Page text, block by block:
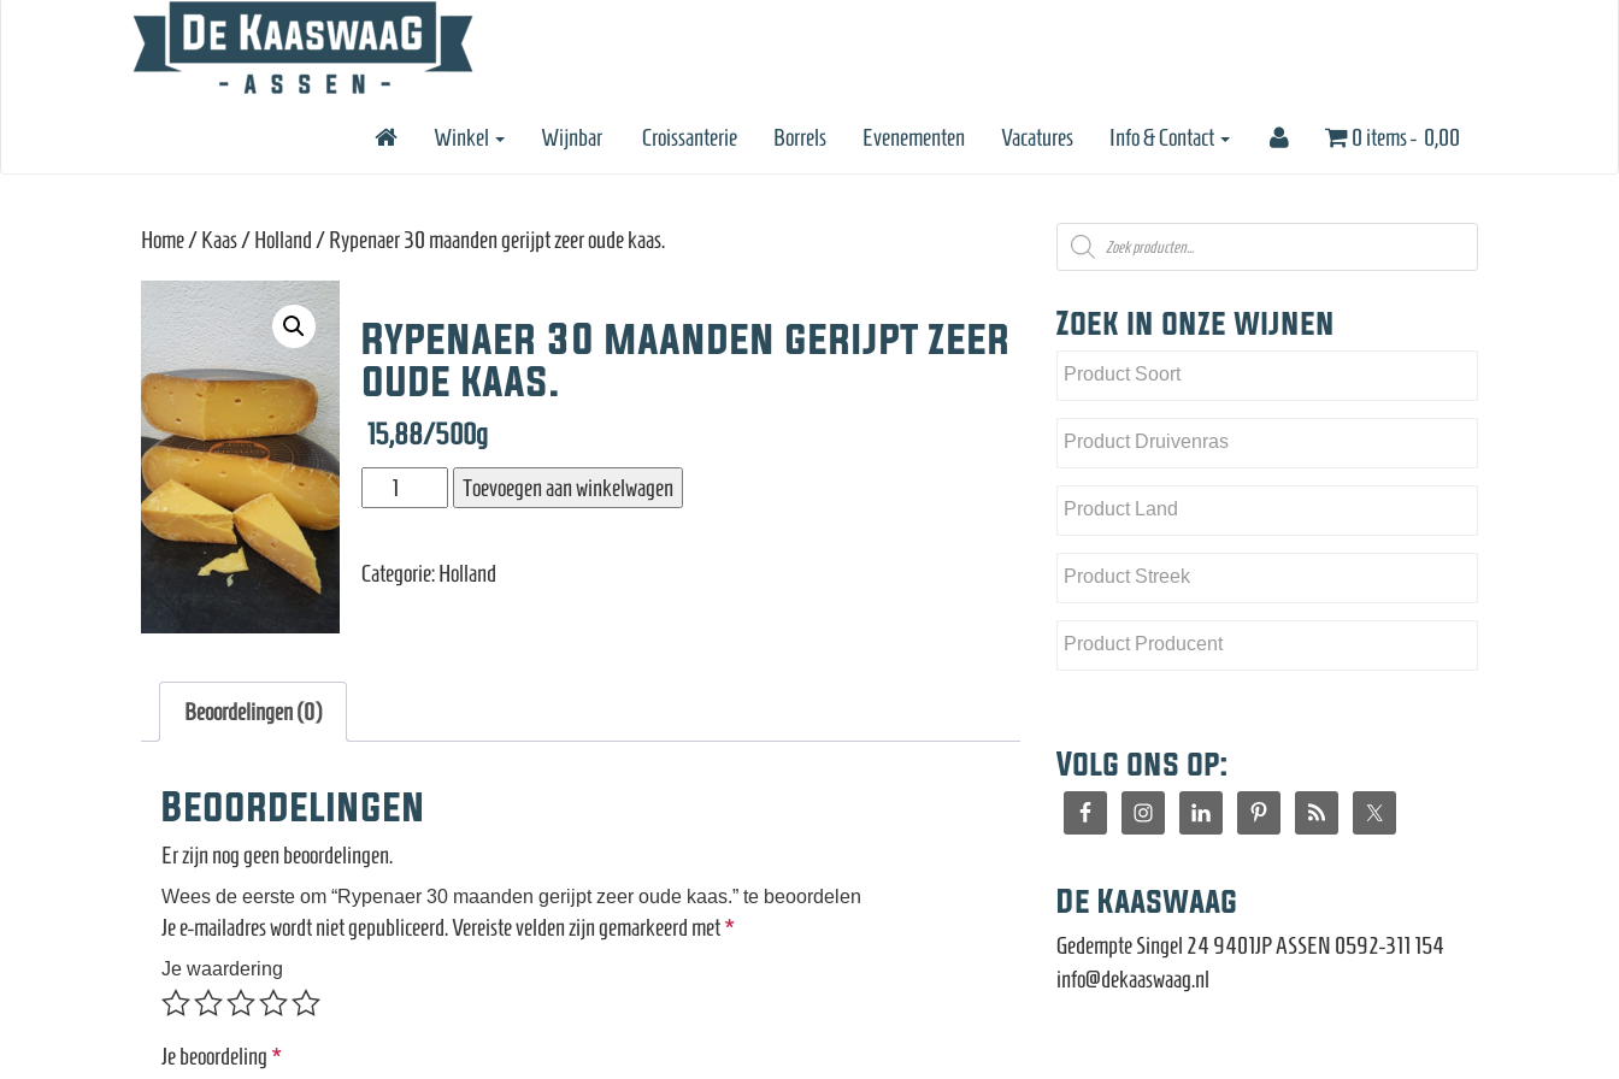
Winkel Wijnbar Croissanterie Borrels Evenementen Vacatures Info & Contact 0 items - 0,00
Home/Kaas/Holland / Rypenaer 30 maanden gerijpt zeer oude kaas.
Rypenaer 30 maanden gerijpt zeer
oude kaas.
15,88/500g
Rypenaer
30
gerijpt
Toevoegen aan winkelwagen
Categorie:Holland
Beoordelingen (0)
Beoordelingen
Er zijn nog geen beoordelingen.
Wees de eerste om “Rypenaer 30 maanden gerijpt zeer oude kaas.” te beoordelen
Je e-mailadres wordt niet gepubliceerd.Vereiste velden zijn gemarkeerd met*
Je waardering
Je beoordeling *
Producten
zoeken
Zoek in onze wijnen
Volg ons op:
De Kaaswaag
Gedempte Singel 24 9401JP ASSEN 0592-311 154
info@dekaaswaag.nl